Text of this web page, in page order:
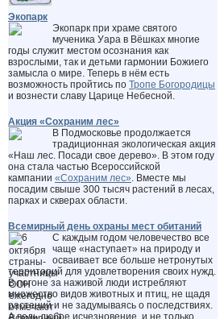
Экопарк
Экопарк при храме святого
мученика Уара в Вёшках многие
годы служит местом осознания как
взрослыми, так и детьми гармонии Божиего
замысла о мире. Теперь в нём есть
возможность пройтись по Тропе Богородицы
и вознести славу Царице Небесной.
Акция «Сохраним лес»
В Подмосковье продолжается
традиционная экологическая акция
«Наш лес. Посади свое дерево». В этом году
она стала частью Всероссийской
кампании «Сохраним лес» . Вместе мы
посадим свыше 300 тысяч растений в лесах,
парках и скверах области.
Всемирный день охраны мест обитаний
С каждым годом человечество все
чаще «наступает» на природу и
осваивает все больше нетронутых
территорий для удовлетворения своих нужд.
В погоне за наживой люди истребляют
множество видов животных и птиц, не щадя
растений и не задумываясь о последствиях.
А ведь любое исчезновение, и не только